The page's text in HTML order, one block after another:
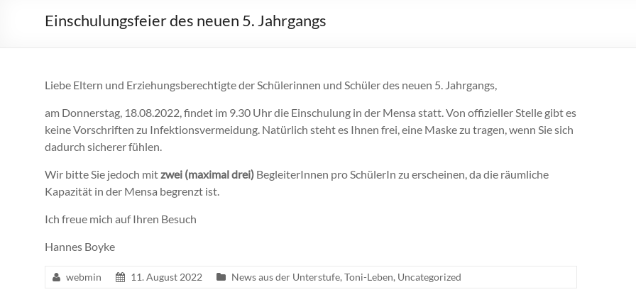
Einschulungsfeier des neuen 5. Jahrgangs
Liebe Eltern und Erziehungsberechtigte der Schülerinnen und Schüler des neuen 5. Jahrgangs,
am Donnerstag, 18.08.2022, findet im 9.30 Uhr die Einschulung in der Mensa statt. Von offizieller Stelle gibt es
keine Vorschriften zu Infektionsvermeidung. Natürlich steht es Ihnen frei, eine Maske zu tragen, wenn Sie sich
dadurch sicherer fühlen.
Wir bitte Sie jedoch mitzwei (maximal drei) BegleiterInnen pro SchülerIn zu erscheinen, da die räumliche
Kapazität in der Mensa begrenzt ist.
Ich freue mich auf Ihren Besuch
Hannes Boyke
webmin 11. August 2022 News aus der Unterstufe, Toni-Leben, Uncategorized